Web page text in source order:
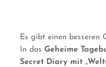
Es gibt einen besseren
In das Geheime
Secret Diary mit